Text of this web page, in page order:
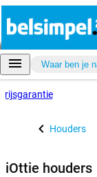
Houders
iOttie houders